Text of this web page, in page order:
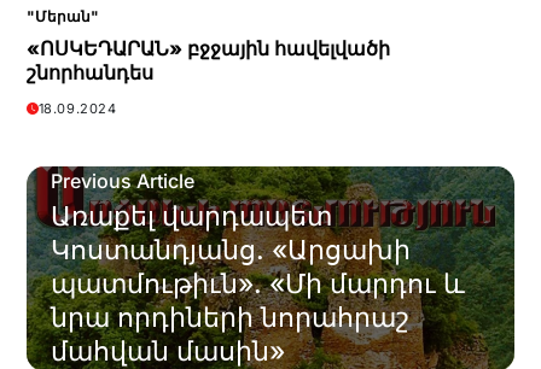
"Մերան"
«ՈՍԿԵԴԱՐԱՆ» բջջային հավելվածի
շնորհանդես
18.09.2024
Previous Article
Առաքել վարդապետ
Կոստանդյանց. «Արցախի
պատմութիւն». «Մի մարդու և
նրա որդիների նորահրաշ
մահվան մասին»